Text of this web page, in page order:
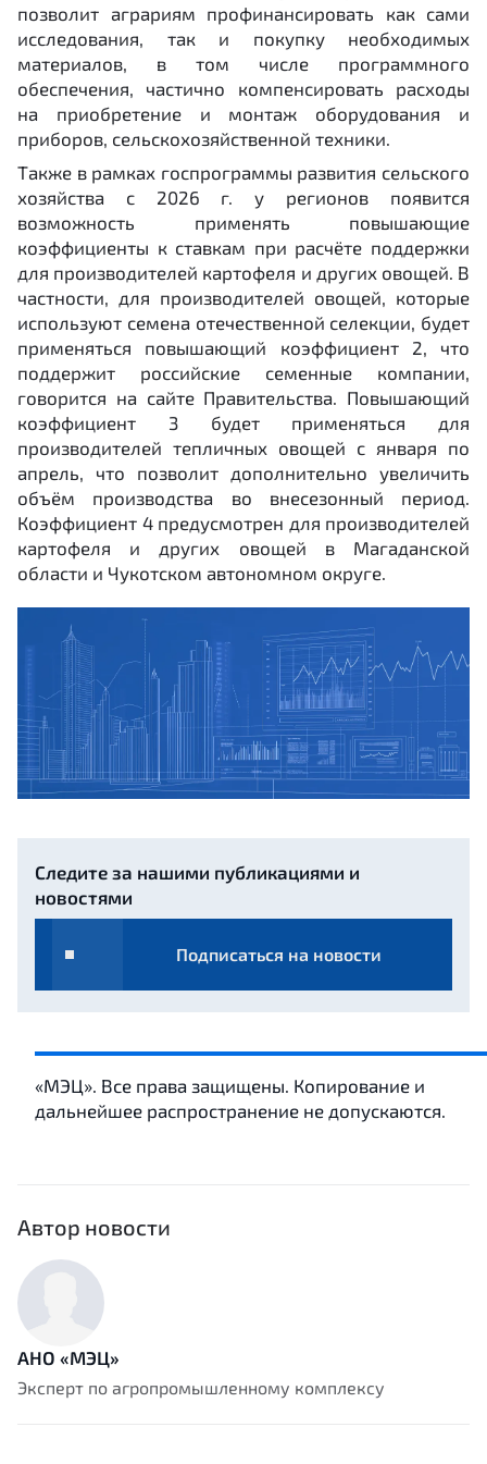
позволит аграриям профинансировать как сами
исследования, так и покупку необходимых
материалов, в том числе программного
обеспечения, частично компенсировать расходы
на приобретение и монтаж оборудования и
приборов, сельскохозяйственной техники.
Также в рамках госпрограммы развития сельского
хозяйства с 2026 г. у регионов появится
возможность применять повышающие
коэффициенты к ставкам при расчёте поддержки
для производителей картофеля и других овощей. В
частности, для производителей овощей, которые
используют семена отечественной селекции, будет
применяться повышающий коэффициент 2, что
поддержит российские семенные компании,
говорится на сайте Правительства. Повышающий
коэффициент 3 будет применяться для
производителей тепличных овощей с января по
апрель, что позволит дополнительно увеличить
объём производства во внесезонный период.
Коэффициент 4 предусмотрен для производителей
картофеля и других овощей в Магаданской
области и Чукотском автономном округе.
Следите за нашими публикациями и
новостями
Подписаться на новости
«МЭЦ». Все права защищены. Копирование и
дальнейшее распространение не допускаются.
Автор новости
АНО «МЭЦ»
Эксперт по агропромышленному комплексу